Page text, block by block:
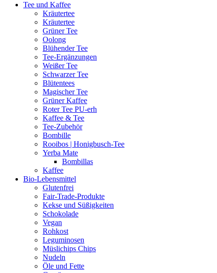
Tee und Kaffee
Kräutertee
Kräutertee
Grüner Tee
Oolong
Blühender Tee
Tee-Ergänzungen
Weißer Tee
Schwarzer Tee
Blütentees
Magischer Tee
Grüner Kaffee
Roter Tee PU-erh
Kaffee & Tee
Tee-Zubehör
Bombille
Rooibos | Honigbusch-Tee
Yerba Mate
Bombillas
Kaffee
Bio-Lebensmittel
Glutenfrei
Fair-Trade-Produkte
Kekse und Süßigkeiten
Schokolade
Vegan
Rohkost
Leguminosen
Müslichips Chips
Nudeln
Öle und Fette